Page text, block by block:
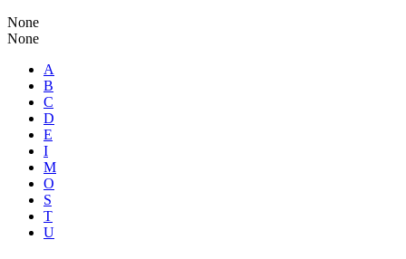
None
None
A
B
C
D
E
I
M
O
S
T
U